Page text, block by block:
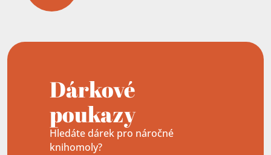
Dárkové
poukazy
Hledáte dárek pro náročné
knihomoly?